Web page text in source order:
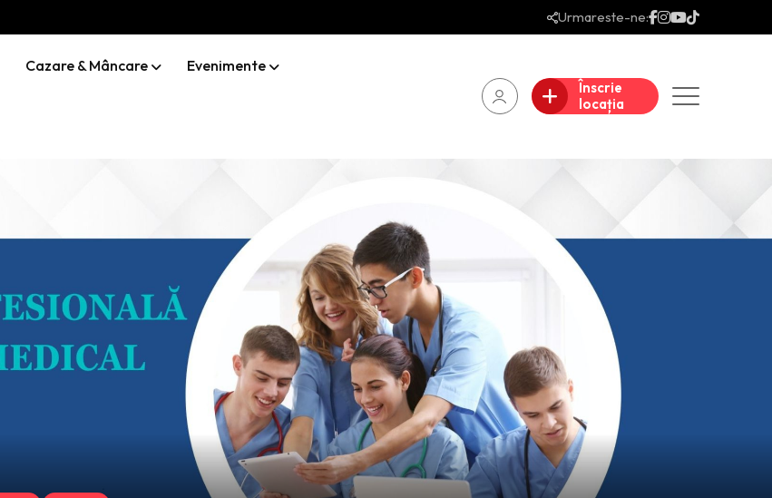
Urmareste-ne:
Cazare & Mâncare Evenimente
Înscrie
locația